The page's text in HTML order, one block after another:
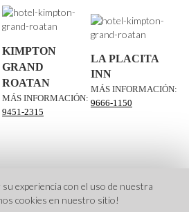
experiencia con el uso de nuestra
cookies en nuestro sitio!
KIMPTON
GRAND
ROATAN
MÁS INFORMACIÓN:
9451-2315
LA PLACITA
INN
MÁS INFORMACIÓN:
9666-1150